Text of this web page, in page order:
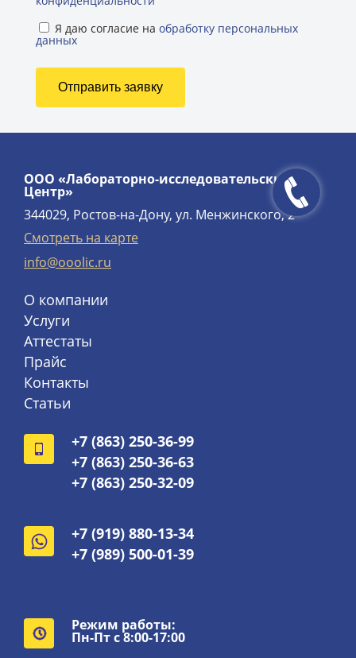
Я даю согласие на обработку персональных
данных
ООО «Лабораторно-исследовательский
Центр»
344029, Ростов-на-Дону, ул. Менжинского, 2
Смотреть на карте
info@ooolic.ru
О компании
Услуги
Аттестаты
Прайс
Контакты
Статьи
+7 (863) 250-36-99
+7 (863) 250-36-63
+7 (863) 250-32-09
+7 (919) 880-13-34
+7 (989) 500-01-39
Режим работы:
Пн-Пт с 8:00-17:00